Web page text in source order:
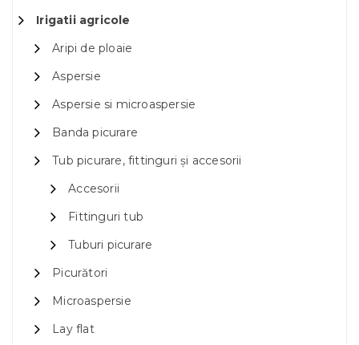
Irigatii agricole
Aripi de ploaie
Aspersie
Aspersie si microaspersie
Banda picurare
Tub picurare, fittinguri și accesorii
Accesorii
Fittinguri tub
Tuburi picurare
Picurători
Microaspersie
Lay flat